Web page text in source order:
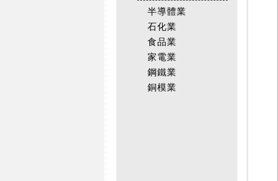
半導體業
石化業
食品業
家電業
鋼鐵業
銅模業